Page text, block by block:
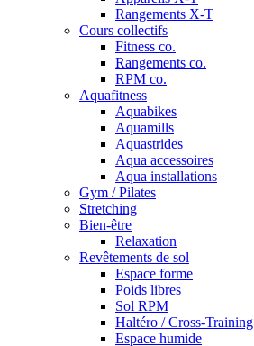
Rangements X-T
Cours collectifs
Fitness co.
Rangements co.
RPM co.
Aquafitness
Aquabikes
Aquamills
Aquastrides
Aqua accessoires
Aqua installations
Gym / Pilates
Stretching
Bien-être
Relaxation
Revêtements de sol
Espace forme
Poids libres
Sol RPM
Haltéro / Cross-Training
Espace humide